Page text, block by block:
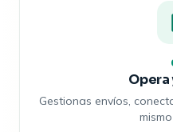
Opera
Gestionas envíos,